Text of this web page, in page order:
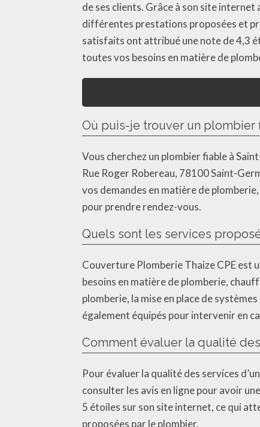
de ses clients. Grâce à son site
différentes prestations proposées et
satisfaits ont attribué une note de 4,3
toutes vos besoins en matière de
Où puis-je trouver un plombier
Vous cherchez un plombier fiable à
Rue Roger Robereau, 78100 Saint-
vos demandes en matière de
pour prendre rendez-vous.
Quels sont les services
Couverture Plomberie Thaize CPE est
besoins en matière de plomberie,
plomberie, la mise en place de
également équipés pour intervenir en
Comment évaluer la qualité
Pour évaluer la qualité des services
consulter les avis en ligne pour avoir
5 étoiles sur son site internet, ce qui
proposées par le plombier.